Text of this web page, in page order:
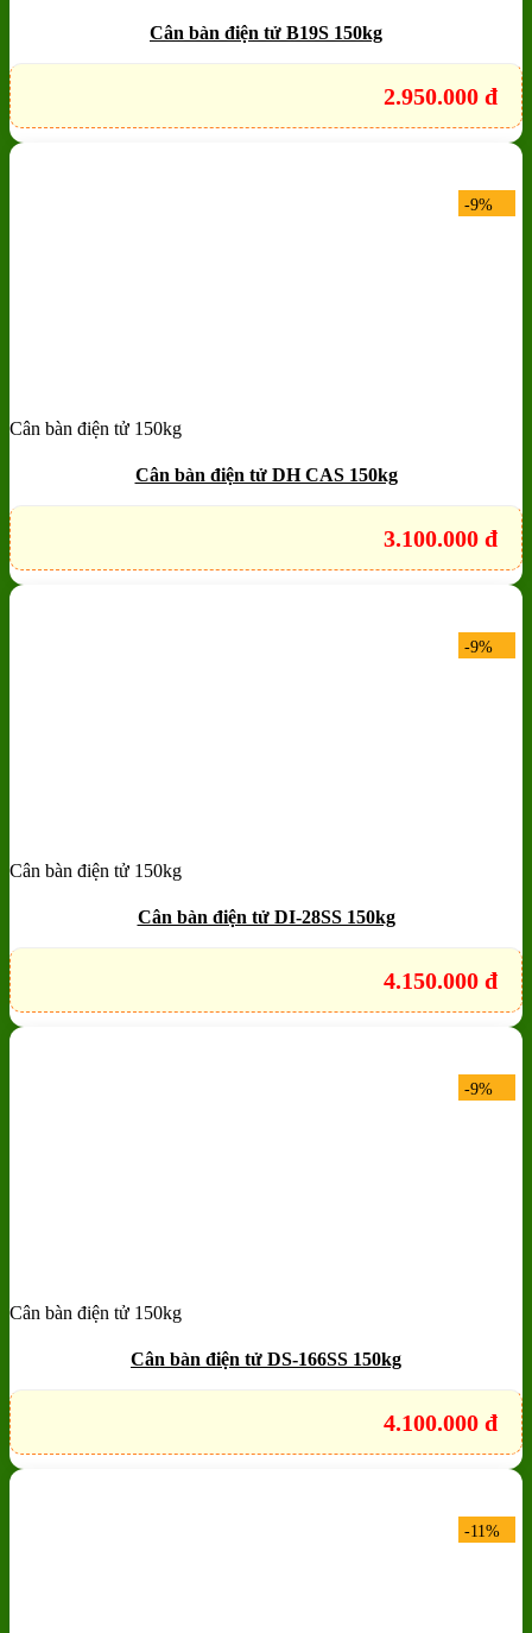
Cân bàn điện tử B19S 150kg
2.950.000 đ
-9%
Add to wishlist
Cân bàn điện tử 150kg
Cân bàn điện tử DH CAS 150kg
3.100.000 đ
-9%
Add to wishlist
Cân bàn điện tử 150kg
Cân bàn điện tử DI-28SS 150kg
4.150.000 đ
-9%
Add to wishlist
Cân bàn điện tử 150kg
Cân bàn điện tử DS-166SS 150kg
4.100.000 đ
-11%